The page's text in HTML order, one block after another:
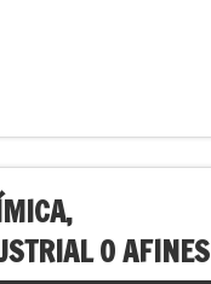
O AFINES